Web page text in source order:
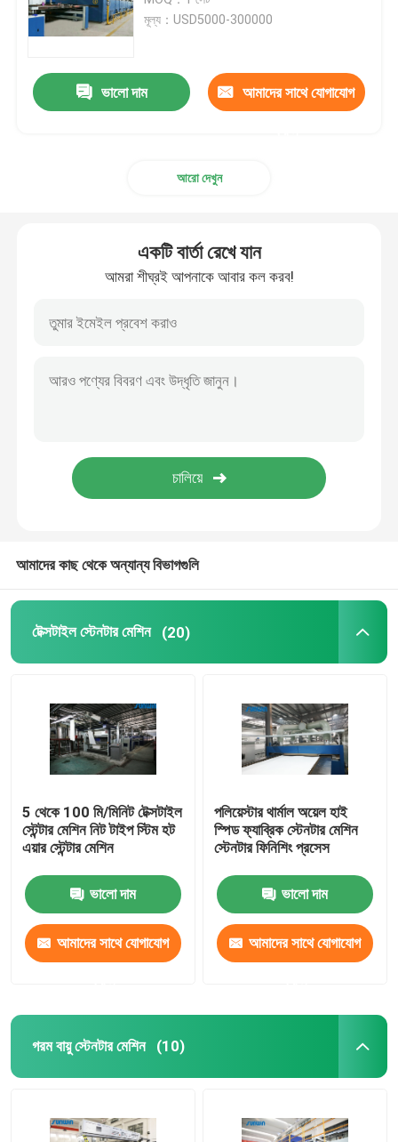
ফ্যাব্রিক তাপ সেটিং মেশিন
টেক্সটাইল ডাইং মেশিন
টেক্সটাইল প্রিন্টিং মেশিন
টুম্বল শুকানোর মেশিন
রিলাক্স ড্রায়ার মেশিন
মূল্য：USD5000-300000
ভালো দাম আমাদের সাথে যোগাযোগ
আরো দেখুন
একটি বার্তা রেখে যান
আমরা শীঘ্রই আপনাকে আবার কল করব!
আমাদের কাছ থেকে অন্যান্য বিভাগগুলি
টেক্সটাইল স্টেনটার মেশিন (20)
5 থেকে 100 মি/মিনিট টেক্সটাইল
স্টেন্টার মেশিন নিট টাইপ স্টিম হট
এয়ার স্টেন্টার মেশিন
ভালো দাম
আমাদের সাথে যোগাযোগ
পলিয়েস্টার থার্মাল অয়েল হাই
স্পিড ফ্যাব্রিক স্টেনটার মেশিন
স্টেনটার ফিনিশিং প্রসেস
ভালো দাম
আমাদের সাথে যোগাযোগ
গরম বায়ু স্টেনটার মেশিন (10)